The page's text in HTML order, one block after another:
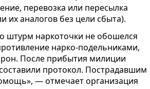
перевозка или пересылка
их аналогов без цели сбыта).
штурм наркоточки не обошелся
нарко-подельниками,
После прибытия милиции
протокол. Пострадавшим
— отмечает организация